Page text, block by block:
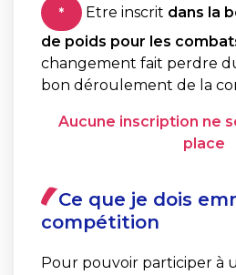
* Etre inscrit dans la
de poids pour les
changement fait perdre
bon déroulement de la
Aucune inscription ne
place
Ce que je dois
compétition
Pour pouvoir participer à